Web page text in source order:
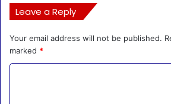
Leave a Reply
Your email address will not be published.
marked *